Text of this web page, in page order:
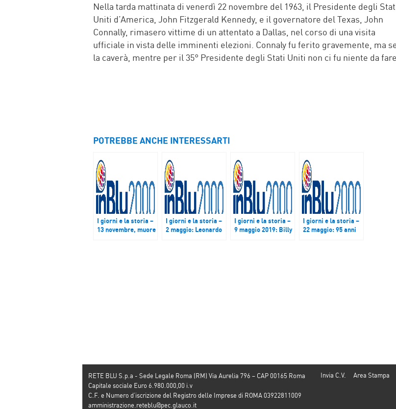
Nella tarda mattinata di venerdì 22 novembre del 1963, il Presidente degli
Uniti d’America, John Fitzgerald Kennedy, e il governatore del Texas, John
Connally, rimasero vittime di un attentato a Dallas, nel corso di una visita
ufficiale in vista delle imminenti elezioni. Connaly fu ferito gravemente, ma
la caverà, mentre per il 35° Presidente degli Stati Uniti non ci fu niente da fare.
POTREBBE ANCHE INTERESSARTI
I giorni e la storia –
13 novembre, muore
I giorni e la storia –
2 maggio: Leonardo
I giorni e la storia –
9 maggio 2019: Billy
I giorni e la storia –
22 maggio: 95 anni
Invia C.V. Area Stampa
RETE BLU S.p.a - Sede Legale Roma (RM) Via Aurelia 796 – CAP 00165 Roma
Capitale sociale Euro 6.980.000,00 i.v
C.F. e Numero d’iscrizione del Registro delle Imprese di ROMA 03922811009
amministrazione.reteblu@pec.glauco.it